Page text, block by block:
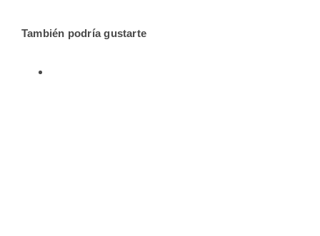
También podría gustarte